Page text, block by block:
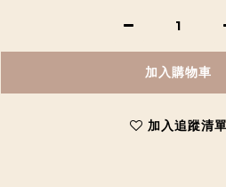
加入購物車
加入追蹤清單